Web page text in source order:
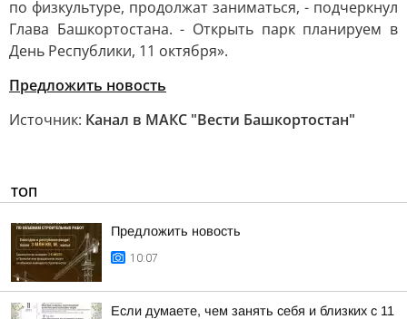
по физкультуре, продолжат заниматься, - подчеркнул
Глава Башкортостана. - Открыть парк планируем в
День Республики, 11 октября».
Предложить новость
Источник: Канал в МАКС "Вести Башкортостан"
ТОП
Предложить новость
10:07
Если думаете, чем занять себя и близких с 11